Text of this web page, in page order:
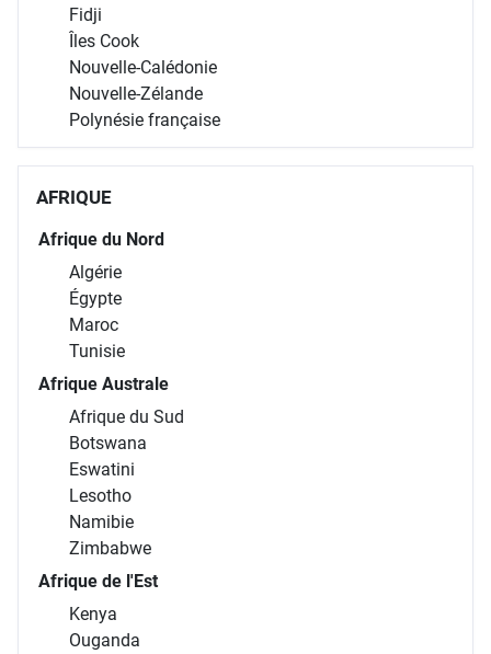
Fidji
Îles Cook
Nouvelle-Calédonie
Nouvelle-Zélande
Polynésie française
AFRIQUE
Afrique du Nord
Algérie
Égypte
Maroc
Tunisie
Afrique Australe
Afrique du Sud
Botswana
Eswatini
Lesotho
Namibie
Zimbabwe
Afrique de l'Est
Kenya
Ouganda